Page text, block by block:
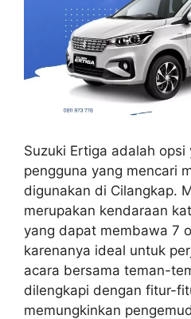
Suzuki Ertiga adalah
pengguna yang mencari
digunakan di Cilangkap.
merupakan kendaraan
yang dapat membawa 7
karenanya ideal untuk
acara bersama teman-
dilengkapi dengan fitur-
memungkinkan